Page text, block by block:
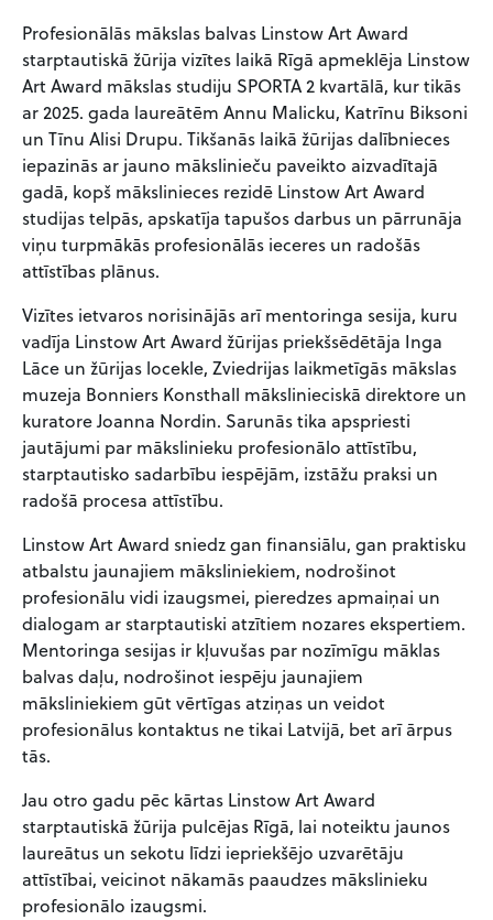
Profesionālās mākslas balvas Linstow Art Award
starptautiskā žūrija vizītes laikā Rīgā apmeklēja Linstow
Art Award mākslas studiju SPORTA 2 kvartālā, kur tikās
ar 2025. gada laureātēm Annu Malicku, Katrīnu Biksoni
un Tīnu Alisi Drupu. Tikšanās laikā žūrijas dalībnieces
iepazinās ar jauno mākslinieču paveikto aizvadītajā
gadā, kopš mākslinieces rezidē Linstow Art Award
studijas telpās, apskatīja tapušos darbus un pārrunāja
viņu turpmākās profesionālās ieceres un radošās
attīstības plānus.
Vizītes ietvaros norisinājās arī mentoringa sesija, kuru
vadīja Linstow Art Award žūrijas priekšsēdētāja Inga
Lāce un žūrijas locekle, Zviedrijas laikmetīgās mākslas
muzeja Bonniers Konsthall mākslinieciskā direktore un
kuratore Joanna Nordin. Sarunās tika apspriesti
jautājumi par mākslinieku profesionālo attīstību,
starptautisko sadarbību iespējām, izstāžu praksi un
radošā procesa attīstību.
Linstow Art Award sniedz gan finansiālu, gan praktisku
atbalstu jaunajiem māksliniekiem, nodrošinot
profesionālu vidi izaugsmei, pieredzes apmaiņai un
dialogam ar starptautiski atzītiem nozares ekspertiem.
Mentoringa sesijas ir kļuvušas par nozīmīgu māklas
balvas daļu, nodrošinot iespēju jaunajiem
māksliniekiem gūt vērtīgas atziņas un veidot
profesionālus kontaktus ne tikai Latvijā, bet arī ārpus
tās.
Jau otro gadu pēc kārtas Linstow Art Award
starptautiskā žūrija pulcējas Rīgā, lai noteiktu jaunos
laureātus un sekotu līdzi iepriekšējo uzvarētāju
attīstībai, veicinot nākamās paaudzes mākslinieku
profesionālo izaugsmi.